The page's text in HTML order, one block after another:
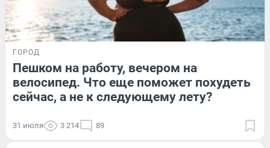
ГОРОД
Пешком на работу, вечером на
велосипед. Что еще поможет похудеть
сейчас, а не к следующему лету?
31 июля 3 214 89